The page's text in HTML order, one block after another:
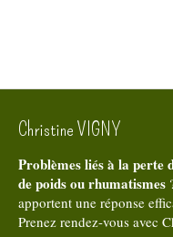
Christine VIGNY
Problèmes liés à la perte
de poids ou rhumatismes
apportent une réponse
Prenez rendez-vous avec